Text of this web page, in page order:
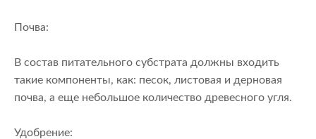
Почва:
В состав питательного субстрата должны входить
такие компоненты, как: песок, листовая и дерновая
почва, а еще небольшое количество древесного угля.
Удобрение: